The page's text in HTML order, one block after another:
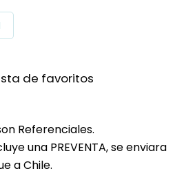
de favoritos
Referenciales.
una PREVENTA, se enviara
a Chile.